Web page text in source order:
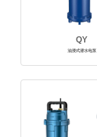
QY
油浸式潜水电泵